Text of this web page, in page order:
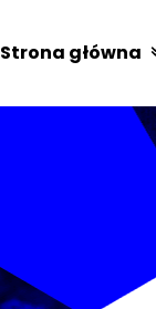
treści
Strona główna